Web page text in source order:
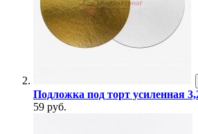
Подложка под торт усиленная
59 руб.